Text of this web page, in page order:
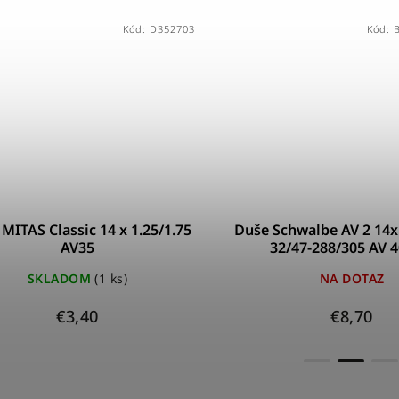
Classic 14 x 1.25/1.75
AV35
SKLADOM (1 ks)
€3,40
Kód: D352703
Duše Schwalbe AV 2
32/47-288/305 AV
NA DOTAZ
€8,70
Kód: